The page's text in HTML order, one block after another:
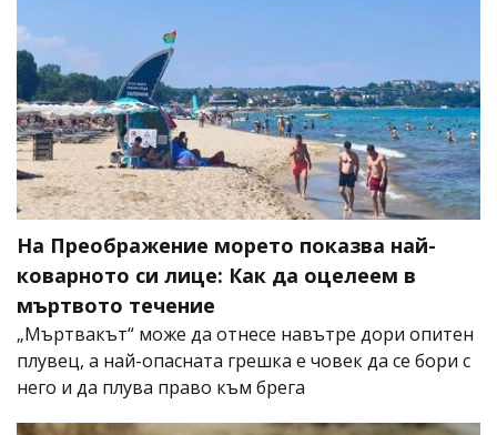
На Преображение морето показва най-
коварното си лице: Как да оцелеем в
мъртвото течение
„Мъртвакът“ може да отнесе навътре дори опитен
плувец, а най-опасната грешка е човек да се бори с
него и да плува право към брега